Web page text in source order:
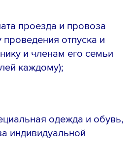
проезда и провоза
отпуска и
и членам его семьи
каждому);
одежда и обувь,
индивидуальной